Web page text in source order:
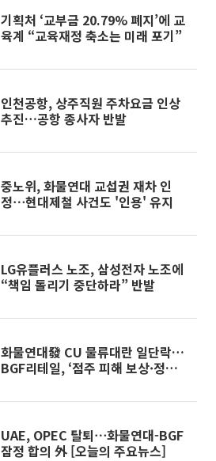
기획처 ‘교부금 20.79% 폐지’에 교
육계 “교육재정 축소는 미래 포기”
인천공항, 상주직원 주차요금 인상
추진…공항 종사자 반발
중노위, 화물연대 교섭권 재차 인
정⋯현대제철 사건도 '인용' 유지
LG유플러스 노조, 삼성전자 노조에
“책임 돌리기 중단하라” 반발
화물연대發 CU 물류대란 일단락…
BGF리테일, ‘점주 피해 보상·정상
UAE, OPEC 탈퇴⋯화물연대-BGF
잠정 합의 外 [오늘의 주요뉴스]